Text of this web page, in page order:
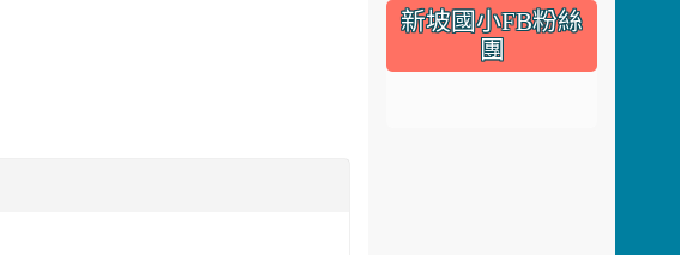
:::
新坡國小FB粉絲
團